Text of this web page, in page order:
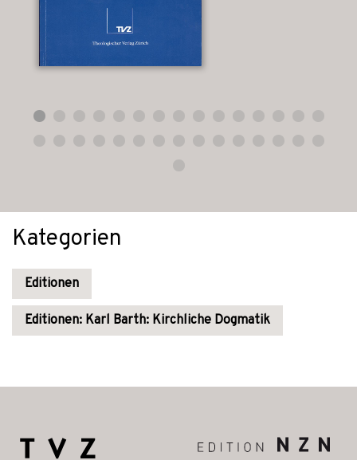
Kategorien
Editionen
Editionen: Karl Barth: Kirchliche Dogmatik